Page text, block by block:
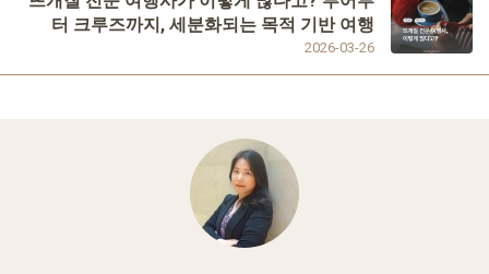
2026-03-26
터 크루즈까지, 세분화되는 목적 기반 여행